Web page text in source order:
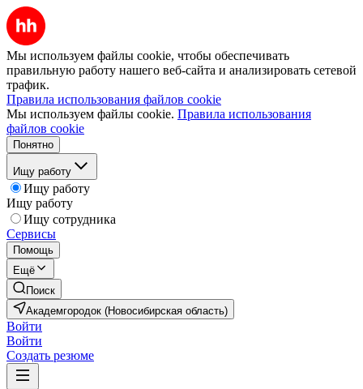
Мы используем файлы cookie, чтобы обеспечивать
правильную работу нашего веб-сайта и анализировать сетевой
трафик.
Правила использования файлов cookie
Мы используем файлы cookie. Правила использования
файлов cookie
Понятно
Ищу работу
Ищу работу
Ищу работу
Ищу сотрудника
Сервисы
Помощь
Ещё
Поиск
Академгородок (Новосибирская область)
Войти
Войти
Создать резюме